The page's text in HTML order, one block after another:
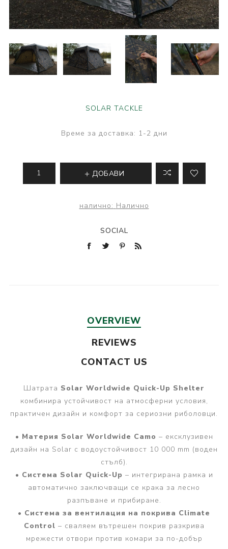
SOLAR TACKLE
Време за доставка: 1-2 дни
ДОБАВИ
налично: Налично
SOCIAL
OVERVIEW
REVIEWS
CONTACT US
Шатрата Solar Worldwide Quick-Up Shelter
комбинира устойчивост на атмосферни условия,
практичен дизайн и комфорт за сериозни риболовци.
• Материя Solar Worldwide Camo – ексклузивен
дизайн на Solar с водоустойчивост 10 000 mm (воден
стълб).
• Система Solar Quick-Up – интегрирана рамка и
автоматично заключващи се крака за лесно
разпъване и прибиране.
• Система за вентилация на покрива Climate
Control – сваляем вътрешен покрив разкрива
мрежести отвори против комари за по-добър